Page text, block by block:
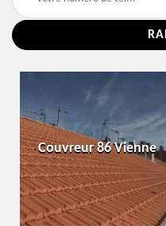
Couvreur 86 Vienne